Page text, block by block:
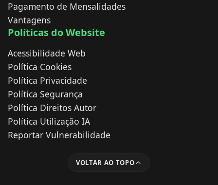
Pagamento de Mensalidades
Vantagens
Políticas do Website
Acessibilidade Web
Política Cookies
Política Privacidade
Política Segurança
Política Direitos Autor
Política Utilização IA
Reportar Vulnerabilidade
VOLTAR AO TOPO